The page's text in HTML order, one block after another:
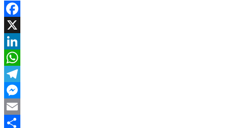
Facebook
X
LinkedIn
WhatsApp
Telegram
Messenger
Email